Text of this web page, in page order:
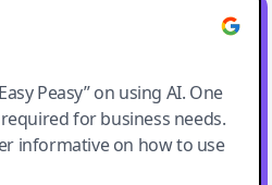
Peasy” on using AI. One
for business needs.
informative on how to use